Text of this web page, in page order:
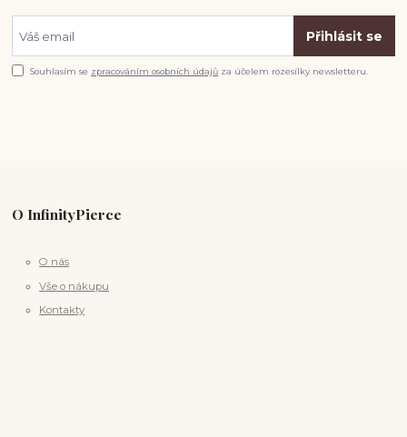
Přihlásit se
Souhlasím se zpracováním osobních údajů za účelem rozesílky newsletteru.
O InfinityPierce
O nás
Vše o nákupu
Kontakty